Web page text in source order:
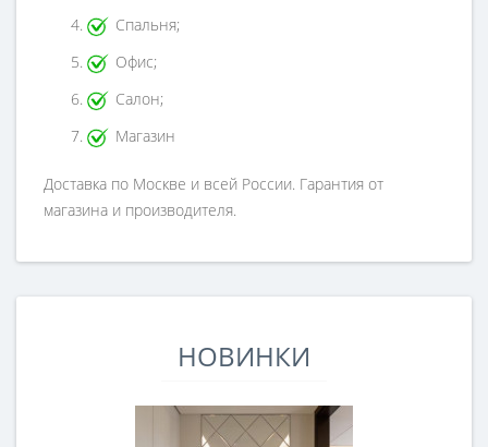
Спальня;
Офис;
Салон;
Магазин
Доставка по Москве и всей России. Гарантия от
магазина и производителя.
НОВИНКИ